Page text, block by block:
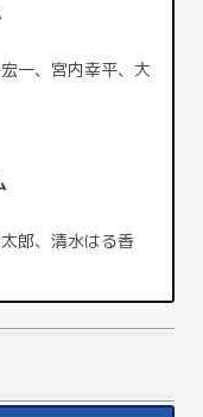
一、宮内幸平、大
郎、清水はる香